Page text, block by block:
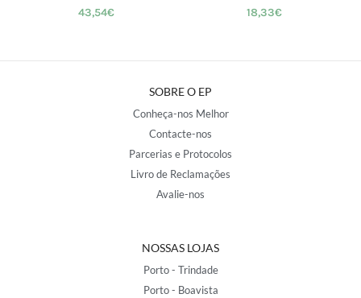
43,54€ 18,33€
SOBRE O EP
Conheça-nos Melhor
Contacte-nos
Parcerias e Protocolos
Livro de Reclamações
Avalie-nos
NOSSAS LOJAS
Porto - Trindade
Porto - Boavista